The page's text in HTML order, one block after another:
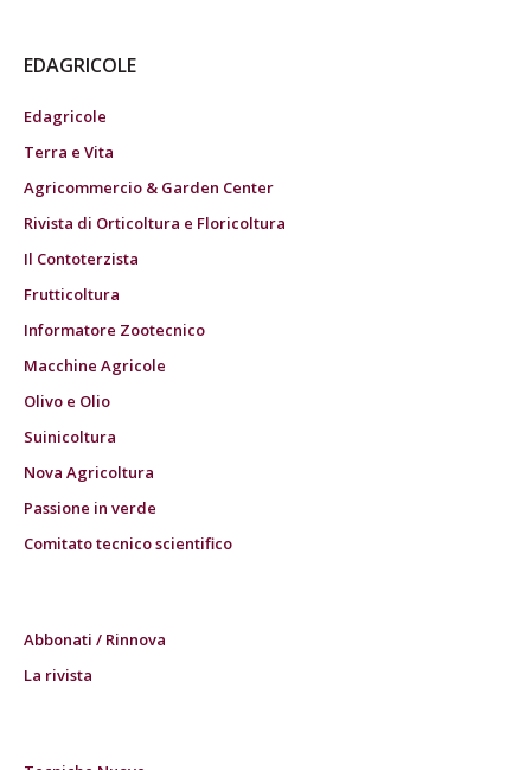
EDAGRICOLE
Edagricole
Terra e Vita
Agricommercio & Garden Center
Rivista di Orticoltura e Floricoltura
Il Contoterzista
Frutticoltura
Informatore Zootecnico
Macchine Agricole
Olivo e Olio
Suinicoltura
Nova Agricoltura
Passione in verde
Comitato tecnico scientifico
Abbonati / Rinnova
La rivista